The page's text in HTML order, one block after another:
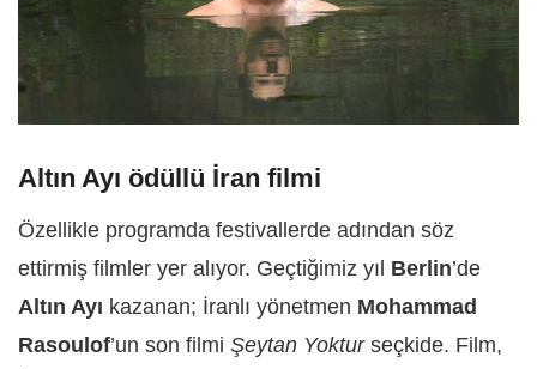
Altın Ayı ödüllü İran filmi
Özellikle programda festivallerde adından söz
ettirmiş filmler yer alıyor. Geçtiğimiz yıl Berlin’de
Altın Ayı kazanan; İranlı yönetmen Mohammad
Rasoulof’un son filmi Şeytan Yokturseçkide. Film,